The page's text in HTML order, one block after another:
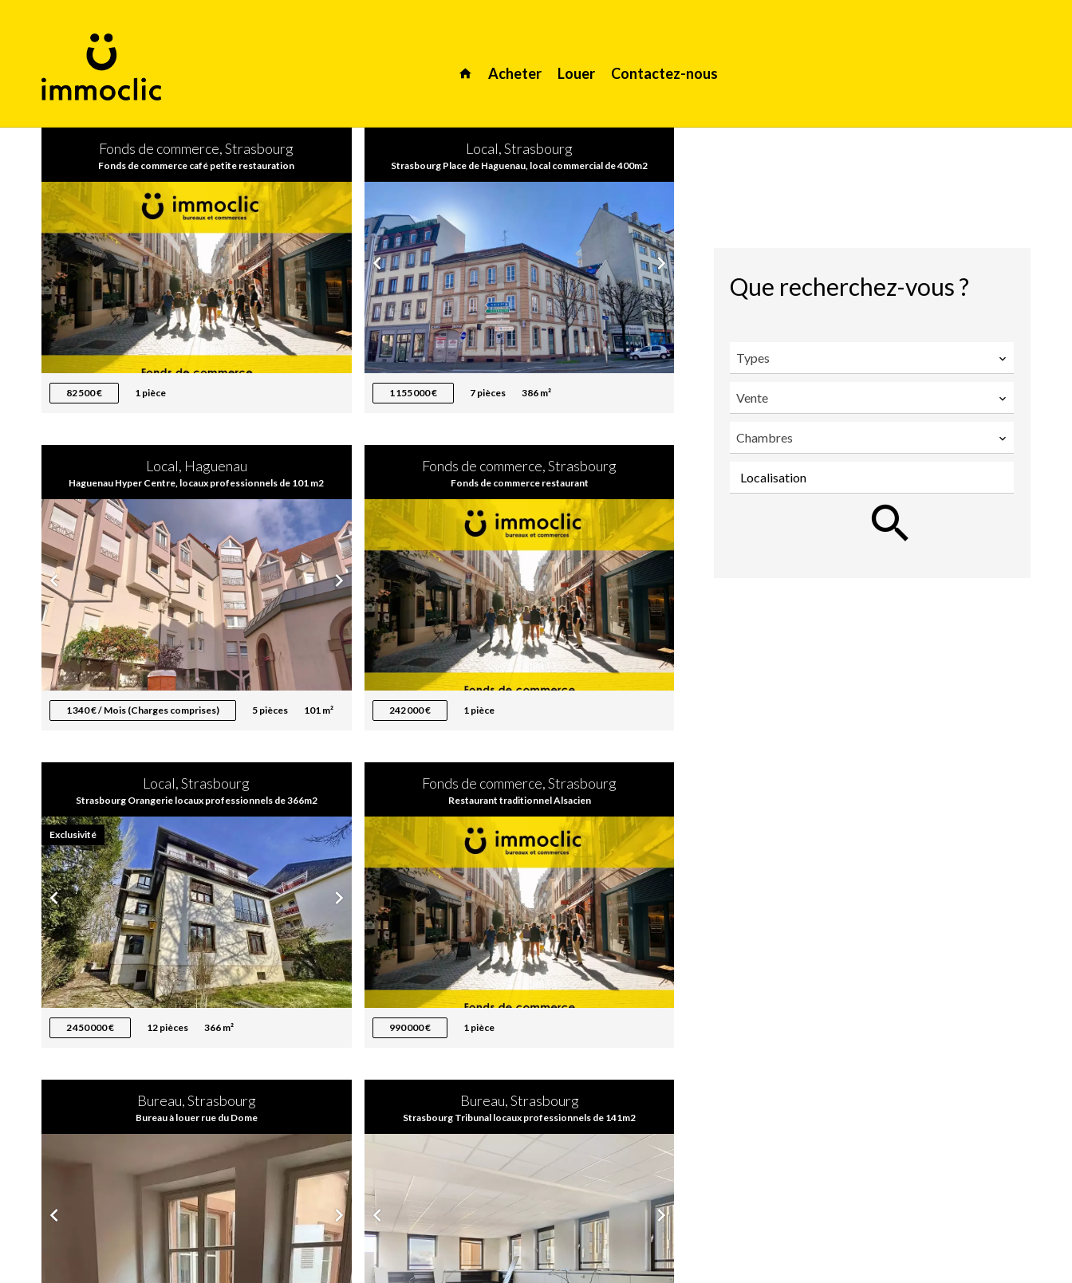
Acheter Louer Contactez-nous
Fonds de commerce, Strasbourg
Fonds de commerce café petite restauration
82 500 € 1 pièce
Local, Strasbourg
Strasbourg Place de Haguenau, local commercial de 400m2
1 155 000 € 7 pièces 386 m²
Local, Haguenau
Haguenau Hyper Centre, locaux professionnels de 101 m2
1 340 € / Mois (Charges comprises) 5 pièces 101 m²
Fonds de commerce, Strasbourg
Fonds de commerce restaurant
242 000 € 1 pièce
Local, Strasbourg
Strasbourg Orangerie locaux professionnels de 366m2
2 450 000 € 12 pièces 366 m²
Exclusivité
Fonds de commerce, Strasbourg
Restaurant traditionnel Alsacien
990 000 € 1 pièce
Bureau, Strasbourg
Bureau à louer rue du Dome
Bureau, Strasbourg
Strasbourg Tribunal locaux professionnels de 141m2
Que recherchez-vous ?
Types
Vente
Chambres
Localisation